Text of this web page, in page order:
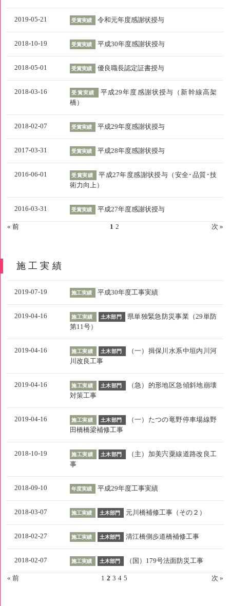
2019-05-21 受賞実績 令和元年度感謝状授与
2018-10-19 受賞実績 平成30年度感謝状授与
2018-05-01 受賞実績 優良職長認定証書授与
2018-03-16 受賞実績
平成29年度感謝状授与（新幹線高架
橋）
2018-02-07 受賞実績 平成29年度感謝状授与
2017-03-31 受賞実績 平成28年度感謝状授与
2016-06-01 受賞実績
平成27年度感謝状授与（安全･品質･技
術力向上）
2016-03-31 受賞実績 平成27年度感謝状授与
« 前 1 2 次 »
施工実績
2019-07-19 施工実績 平成30年度工事実績
2019-04-16 施工実績 土木部門
県単独緊急防災事業（29単防
第11号）
2019-04-16 施工実績 土木部門
（一）揖保川水系中垣内川河
川改良工事
2019-04-16 施工実績 土木部門
（急）的形地区急傾斜地崩壊
対策工事
2019-04-16 施工実績 土木部門
（一）たつの竜野停車場線野
田橋橋梁補修工事
2018-10-19 施工実績 土木部門
（主）加美宍粟線道路改良工
事
2018-09-10 年度実績 平成29年度工事実績
2018-03-07 施工実績 土木部門 元川橋補修工事（その２）
2018-02-27 施工実績 土木部門 清江橋側歩道橋補修工事
2018-02-07 施工実績 土木部門 （国）179号法面防災工事
« 前 1 2 3 4 5 次 »